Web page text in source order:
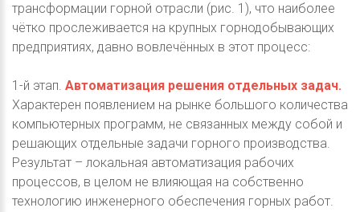
трансформации горной отрасли (рис. 1), что наиболее
чётко прослеживается на крупных горнодобывающих
предприятиях, давно вовлечённых в этот процесс:
1-й этап. Автоматизация решения отдельных задач.
Характерен появлением на рынке большого количества
компьютерных программ, не связанных между собой и
решающих отдельные задачи горного производства.
Результат – локальная автоматизация рабочих
процессов, в целом не влияющая на собственно
технологию инженерного обеспечения горных работ.